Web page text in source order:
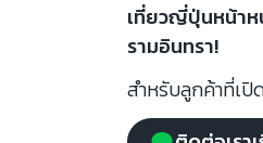
เที่ยวญี่ปุ่นหน้าห
รามอินทรา!
สำหรับลูกค้าที่เปิ